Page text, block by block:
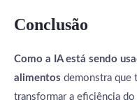
Conclusão
Como a IA está sendo
alimentos demonstra que
transformar a eficiência